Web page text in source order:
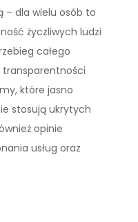
– dla wielu osób to
życzliwych ludzi
całego
transparentności
które jasno
stosują ukrytych
opinie
usług oraz